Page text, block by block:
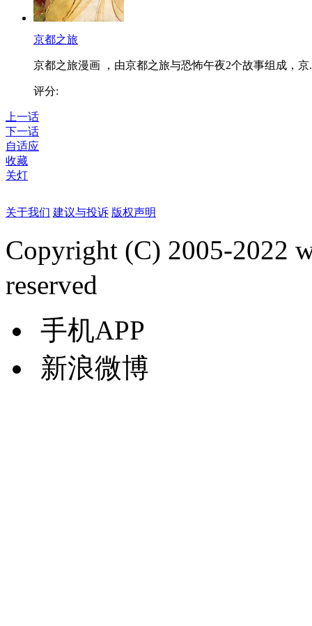
京都之旅
京都之旅漫画 ，由京都之旅与恐怖午夜2个故事组成，京
评分:
上一话
下一话
自适应
收藏
关灯
关于我们 建议与投诉 版权声明
Copyright (C) 2005-2022
reserved
手机APP
新浪微博